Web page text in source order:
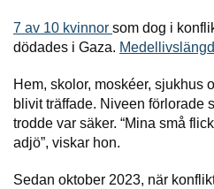
7 av 10 kvinnor som dog i
dödades i Gaza.
Hem, skolor, moskéer, sjukhus
blivit träffade. Niveen förlorade
trodde var säker. “Mina små
adjö”, viskar hon.
Sedan oktober 2023, när